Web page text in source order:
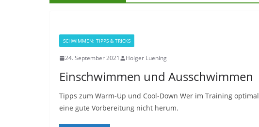
SCHWIMMEN: TIPPS & TRICKS
24. September 2021 Holger Luening
Einschwimmen und Ausschwimmen
Tipps zum Warm-Up und Cool-Down Wer im Training
eine gute Vorbereitung nicht herum.